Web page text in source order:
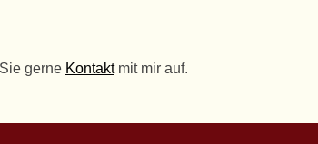
gerne Kontaktmit mir auf.